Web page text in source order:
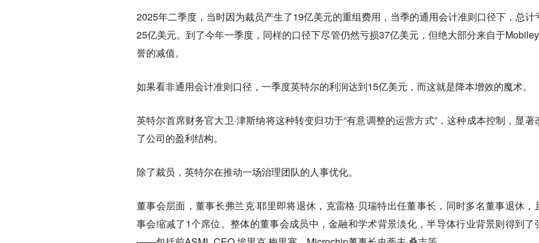
2025年二季度，当时因为裁员产生了19亿美元的重组费用，当季的通用会计准则口径下，总计
25亿美元。到了今年一季度，同样的口径下尽管仍然亏损37亿美元，但绝大部分来自于
誉的减值。
如果看非通用会计准则口径，一季度英特尔的利润达到15亿美元，而这就是降本增效的魔术。
英特尔首席财务官大卫·津斯纳将这种转变归功于“有意调整的运营方式”，这种成本控制，显著
了公司的盈利结构。
除了裁员，英特尔在推动一场治理团队的人事优化。
董事会层面，董事长弗兰克·耶里即将退休，克雷格·贝瑞特出任董事长，同时多名董事退休，
事会缩减了1个席位。整体的董事会成员中，金融和学术背景淡化，半导体行业背景则得到了